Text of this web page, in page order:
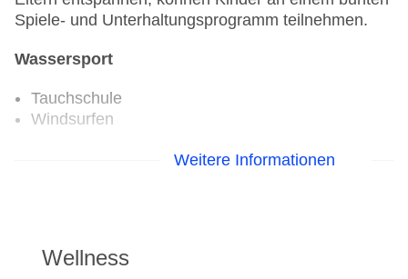
Spiele- und Unterhaltungsprogramm teilnehmen.
Wassersport
Tauchschule
Windsurfen
Fahrradverleih
Weitere Informationen
Wellness